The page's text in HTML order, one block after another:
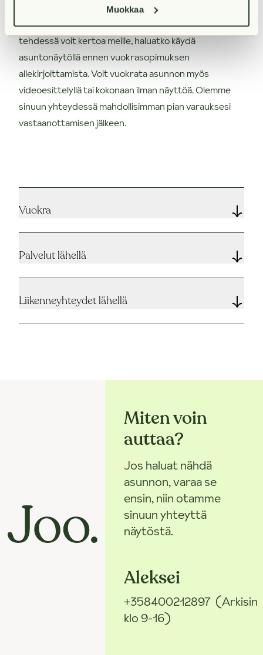
Muokkaa
Varaa asunto itsellesi klikkaamalla "Vuokraa asunto" ja
muuta uuteen huolettomaan kotiisi! Varausta
tehdessä voit kertoa meille, haluatko käydä
asuntonäytöllä ennen vuokrasopimuksen
allekirjoittamista. Voit vuokrata asunnon myös
videoesittelyllä tai kokonaan ilman näyttöä. Olemme
sinuun yhteydessä mahdollisimman pian varauksesi
vastaanottamisen jälkeen.
Vuokra
Palvelut lähellä
Liikenneyhteydet lähellä
Miten voin
auttaa?
Jos haluat nähdä
asunnon, varaa se
ensin, niin otamme
sinuun yhteyttä
näytöstä.
Aleksei
+358400212897 (Arkisin
klo 9-16)